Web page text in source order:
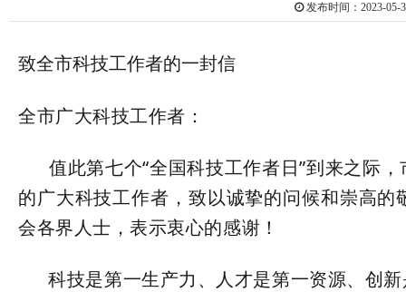
发布时间：2023-
致全市科技工作者的一封信
全市广大科技工作者：
值此第七个“全国科技工作者日”到来之际
的广大科技工作者， 致以诚挚的问候和崇高的
会各界人士，表示衷心的感谢！
科技是第一生产力、人才是第一资源、创新